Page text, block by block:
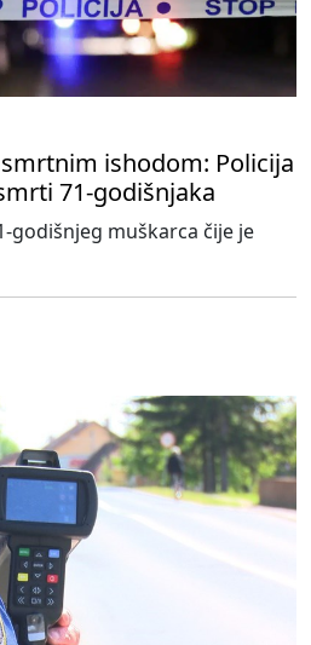
ishodom: Policija
71-godišnjaka
godišnjeg muškarca čije je